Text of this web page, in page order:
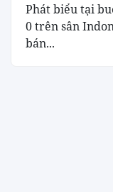
Phát biểu tại
0 trên sân
bán...